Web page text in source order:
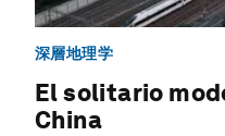
深層地理学
El solitario
China